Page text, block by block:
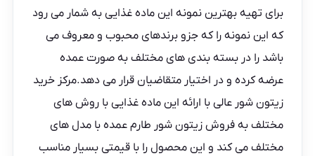
برای تهیه بهترین نمونه این ماده غذایی به شمار می‌ رود
که این نمونه را که جزو برندهای محبوب و معروف می
باشد را در بسته بندی های مختلف به صورت عمده
عرضه کرده و در اختیار متقاضیان قرار می دهد.مرکز خرید
زیتون شور عالی با ارائه این ماده غذایی با روش های
مختلف به فروش زیتون شور طارم عمده با مدل های
مختلف می کند و این محصول را با قیمتی بسیار مناسب